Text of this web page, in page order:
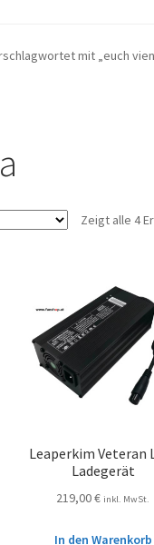
mit „euch
Zeigt alle 4
Leaperkim Veteran
Ladegerät
219,00€ inkl. MwSt.
In den Warenkorb